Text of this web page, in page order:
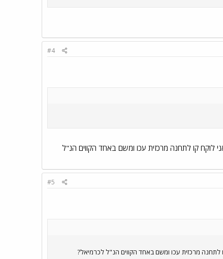
#4
לוקח קו לתחנה מרכזית עכו ומשם באחד הקווים הנ"ל
#5